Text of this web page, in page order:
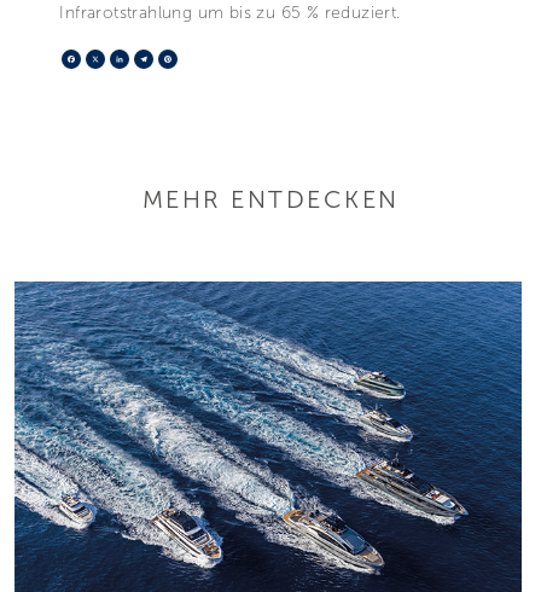
Infrarotstrahlung um bis zu 65 % reduziert.
Facebook
X LinkedIn
Telegram
MEHR ENTDECKEN